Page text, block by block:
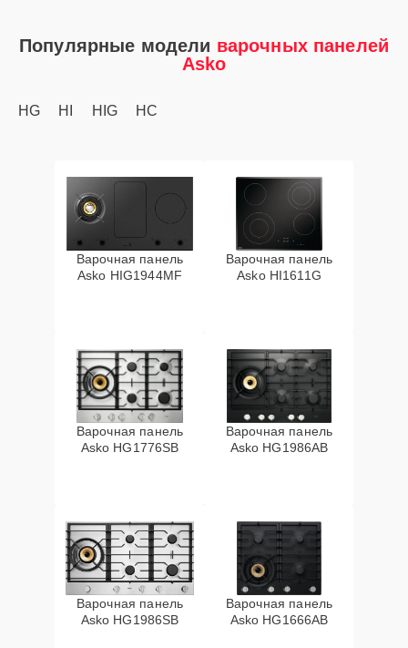
Популярные модели варочных панелей
Asko
HG HI HIG HC
Варочная панель
Asko HIG1944MF
Варочная панель
Asko HI1611G
Варочная панель
Asko HG1776SB
Варочная панель
Asko HG1986AB
Варочная панель
Asko HG1986SB
Варочная панель
Asko HG1666AB